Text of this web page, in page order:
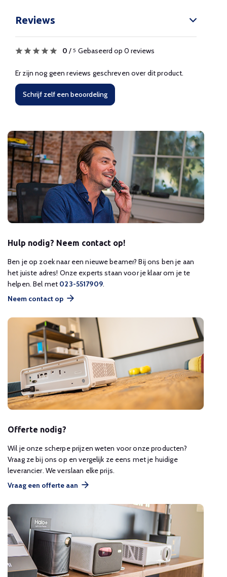
Reviews
0 / 5 Gebaseerd op 0 reviews
Er zijn nog geen reviews geschreven over dit product.
Schrijf zelf een beoordeling
Hulp nodig? Neem contact op!
Ben je op zoek naar een nieuwe beamer? Bij ons ben je aan
het juiste adres! Onze experts staan voor je klaar om je te
helpen. Bel met 023-5517909.
Neem contact op
Offerte nodig?
Wil je onze scherpe prijzen weten voor onze producten?
Vraag ze bij ons op en vergelijk ze eens met je huidige
leverancier. We verslaan elke prijs.
Vraag een offerte aan